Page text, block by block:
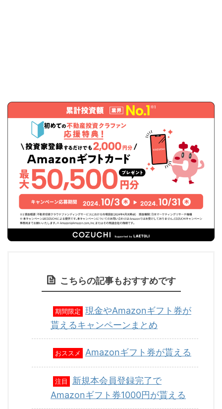
こちらの記事もおすすめです
期間限定
現金やAmazonギフト券が
貰えるキャンペーンまとめ
おススメ Amazonギフト券が貰える
注目
新規本会員登録完了で
Amazonギフト券1000円が貰える